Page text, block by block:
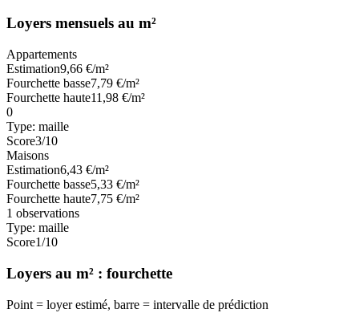
Loyers mensuels au m²
Appartements
Estimation9,66 €/m²
Fourchette basse7,79 €/m²
Fourchette haute11,98 €/m²
0
Type: maille
Score3/10
Maisons
Estimation6,43 €/m²
Fourchette basse5,33 €/m²
Fourchette haute7,75 €/m²
1 observations
Type: maille
Score1/10
Loyers au m² : fourchette
Point = loyer estimé, barre = intervalle de prédiction